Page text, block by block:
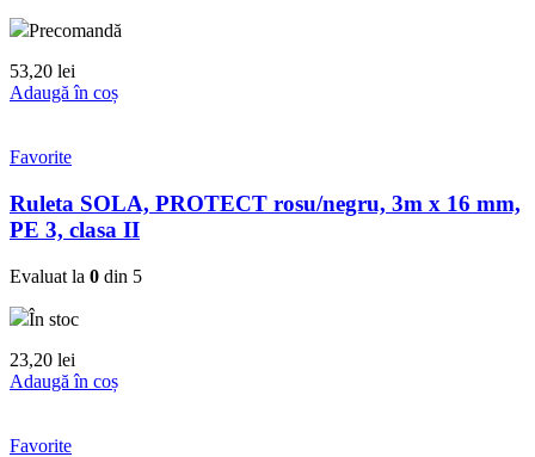
Precomandă
53,20 lei
Adaugă în coș
Favorite
Ruleta SOLA, PROTECT rosu/negru, 3m x 16 mm,
PE 3, clasa II
Evaluat la 0 din 5
În stoc
23,20 lei
Adaugă în coș
Favorite